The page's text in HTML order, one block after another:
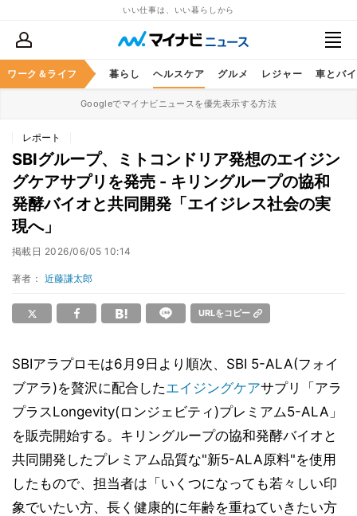
いい仕事は、いい暮らしから
ワーク＆ライフ
ススキル マネー 暮らし ヘルスケア グルメ レジャー 車とバ
Googleでマイナビニュースを優先表示する方法
レポート
SBIグループ、ミトコンドリア発想のエイジン
グケアサプリを発売 - キリングループの協和
発酵バイオと共同開発「エイジレス社会の実
現へ」
掲載日 2026/06/05 10:14
著者： 近藤謙太郎
URLをコピー
SBIアラプロモは6月9日より順次、SBI 5-ALA(フォイ
ブアラ)を贅沢に配合したエイジングケアサプリ「アラ
プラスLongevity(ロンジェビティ)プレミアム5-ALA」
を販売開始する。キリングループの協和発酵バイオと
共同開発したプレミアム品質な"新5-ALA原料"を使用
したもので、担当者は「いくつになっても若々しい印
象でいたい方、長く健康的に年齢を重ねていきたい方